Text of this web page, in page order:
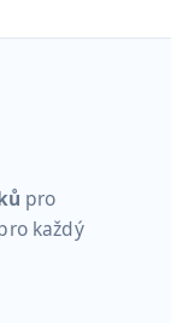
pro
každý